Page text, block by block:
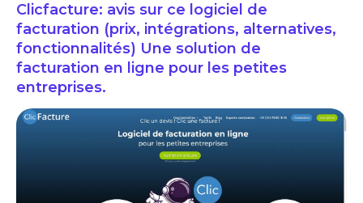
Clicfacture: avis sur ce logiciel de
facturation (prix, intégrations, alternatives,
fonctionnalités) Une solution de
facturation en ligne pour les petites
entreprises.